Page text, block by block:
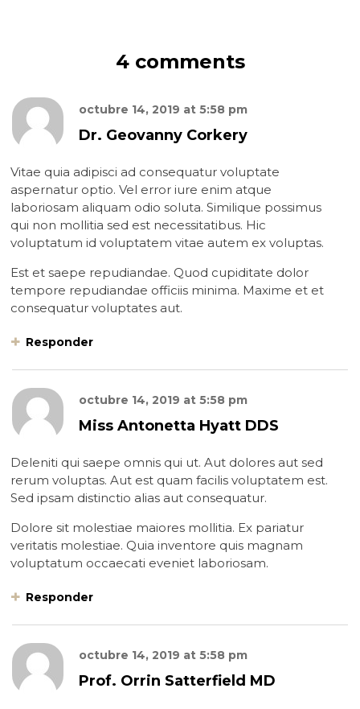
4 comments
octubre 14, 2019 at 5:58 pm
Dr. Geovanny Corkery
Vitae quia adipisci ad consequatur voluptate
aspernatur optio. Vel error iure enim atque
laboriosam aliquam odio soluta. Similique possimus
qui non mollitia sed est necessitatibus. Hic
voluptatum id voluptatem vitae autem ex voluptas.
Est et saepe repudiandae. Quod cupiditate dolor
tempore repudiandae officiis minima. Maxime et et
consequatur voluptates aut.
Responder
octubre 14, 2019 at 5:58 pm
Miss Antonetta Hyatt DDS
Deleniti qui saepe omnis qui ut. Aut dolores aut sed
rerum voluptas. Aut est quam facilis voluptatem est.
Sed ipsam distinctio alias aut consequatur.
Dolore sit molestiae maiores mollitia. Ex pariatur
veritatis molestiae. Quia inventore quis magnam
voluptatum occaecati eveniet laboriosam.
Responder
octubre 14, 2019 at 5:58 pm
Prof. Orrin Satterfield MD